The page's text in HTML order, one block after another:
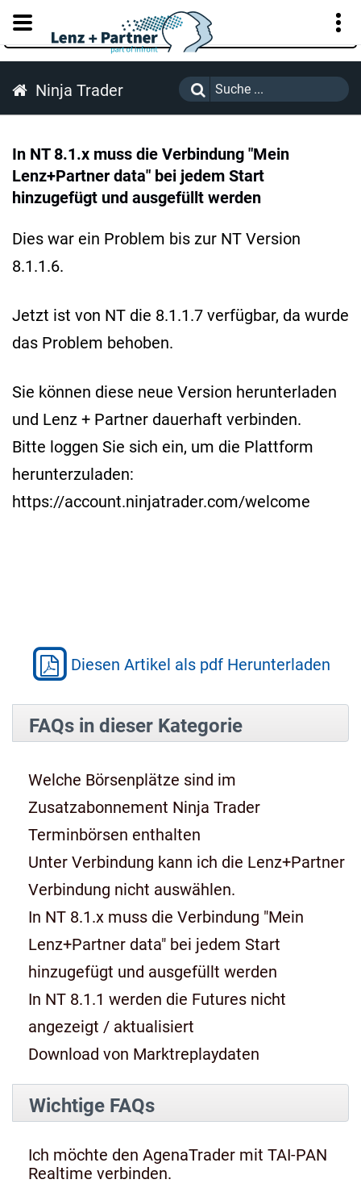
KUNDENPORTAL
Ninja Trader
In NT 8.1.x muss die Verbindung "Mein
Lenz+Partner data" bei jedem Start
hinzugefügt und ausgefüllt werden
Dies war ein Problem bis zur NT Version
8.1.1.6.
Jetzt ist von NT die 8.1.1.7 verfügbar, da wurde
das Problem behoben.
Sie können diese neue Version herunterladen
und Lenz + Partner dauerhaft verbinden.
Bitte loggen Sie sich ein, um die Plattform
herunterzuladen:
https://account.ninjatrader.com/welcome
Diesen Artikel als pdf Herunterladen
FAQs in dieser Kategorie
Welche Börsenplätze sind im
Zusatzabonnement Ninja Trader
Terminbörsen enthalten
Unter Verbindung kann ich die Lenz+Partner
Verbindung nicht auswählen.
In NT 8.1.x muss die Verbindung "Mein
Lenz+Partner data" bei jedem Start
hinzugefügt und ausgefüllt werden
In NT 8.1.1 werden die Futures nicht
angezeigt / aktualisiert
Download von Marktreplaydaten
Wichtige FAQs
Ich möchte den AgenaTrader mit TAI-PAN
Realtime verbinden.